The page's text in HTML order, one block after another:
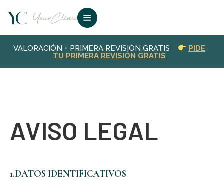
VALORACIÓN + PRIMERA REVISIÓN GRATIS
PIDE
TU PRIMERA REVISIÓN GRATIS
AVISO LEGAL
1.DATOS IDENTIFICATIVOS